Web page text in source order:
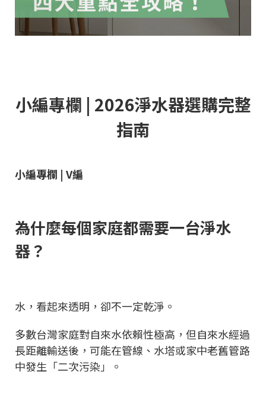
小編專欄 | 2026淨水器選購完整
指南
小編專欄 | V編
為什麼每個家庭都需要一台淨水
器？
水，看起來透明，卻不一定乾淨。
多數台灣家庭對自來水依賴性極高，但自來水經過
長距離輸送後，可能在管線、水塔或家中老舊管路
中發生「二次污染」。